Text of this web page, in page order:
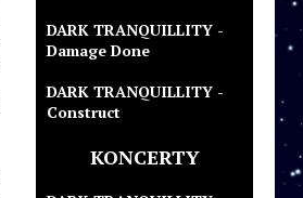
DARK TRANQUILLITY -
Damage Done
DARK TRANQUILLITY -
Construct
KONCERTY